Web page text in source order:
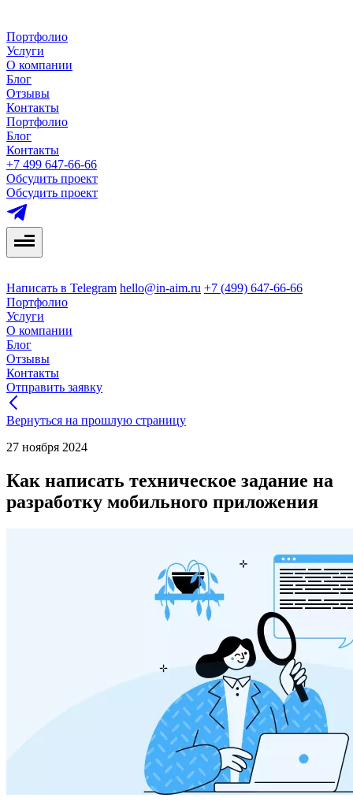
Портфолио
Услуги
О компании
Блог
Отзывы
Контакты
Портфолио
Блог
Контакты
+7 499 647-66-66
Обсудить проект
Обсудить проект
Написать в Telegram hello@in-aim.ru +7 (499) 647-66-66
Портфолио
Услуги
О компании
Блог
Отзывы
Контакты
Отправить заявку
Вернуться на прошлую страницу
27 ноября 2024
Как написать техническое задание на
разработку мобильного приложения